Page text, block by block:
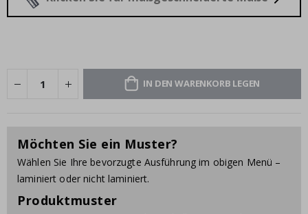
IN DEN WARENKORB LEGEN
Möchten Sie ein Muster?
Wählen Sie Ihre bevorzugte Ausführung im obigen Menü –
laminiert oder nicht laminiert.
Produktmuster